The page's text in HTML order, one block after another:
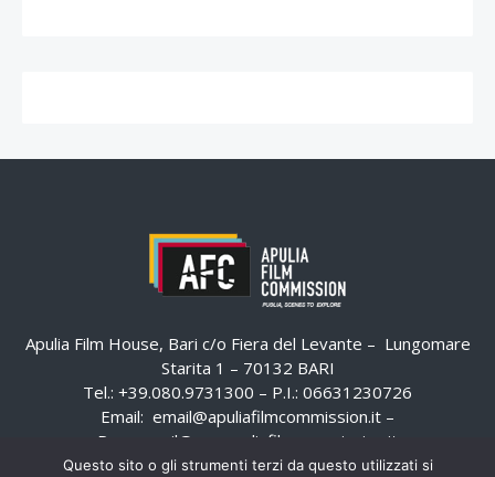
Apulia Film House, Bari c/o Fiera del Levante – Lungomare
Starita 1 – 70132 BARI
Tel.: +39.080.9731300 – P.I.: 06631230726
Email: email@apuliafilmcommission.it –
Pec:
email@pec.apuliafilmcommission.it
Questo sito o gli strumenti terzi da questo utilizzati si